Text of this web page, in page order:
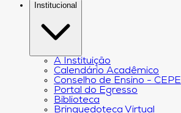
Institucional
A Instituição
Calendário Acadêmico
Conselho de Ensino - CEPE
Portal do Egresso
Biblioteca
Brinquedoteca Virtual